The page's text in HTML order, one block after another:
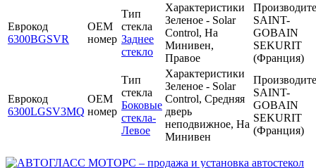
Еврокод
6300BGSVR
OEM
номер
Тип
стекла
Заднее
стекло
Характеристики
Зеленое - Solar
Control, На
Минивен,
Правое
SAINT-
GOBAIN
SEKURIT
(Франция)
Еврокод
6300LGSV3MQ
OEM
номер
Тип
стекла
Боковые
стекла-
Левое
Характеристики
Зеленое - Solar
Control, Средняя
дверь
неподвижное, На
Минивен
SAINT-
GOBAIN
SEKURIT
(Франция)